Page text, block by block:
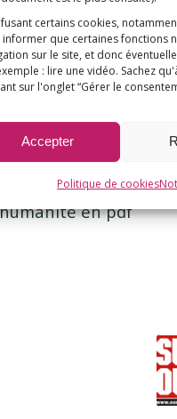
certains cookies,
informer que certaines fonctions
sur le site, et donc
: lire une vidéo. Sachez
sur l'onglet “Gérer le
Accepter
Politique de cookies
– « Des
?
18 mars 2015 / dans
en pdf